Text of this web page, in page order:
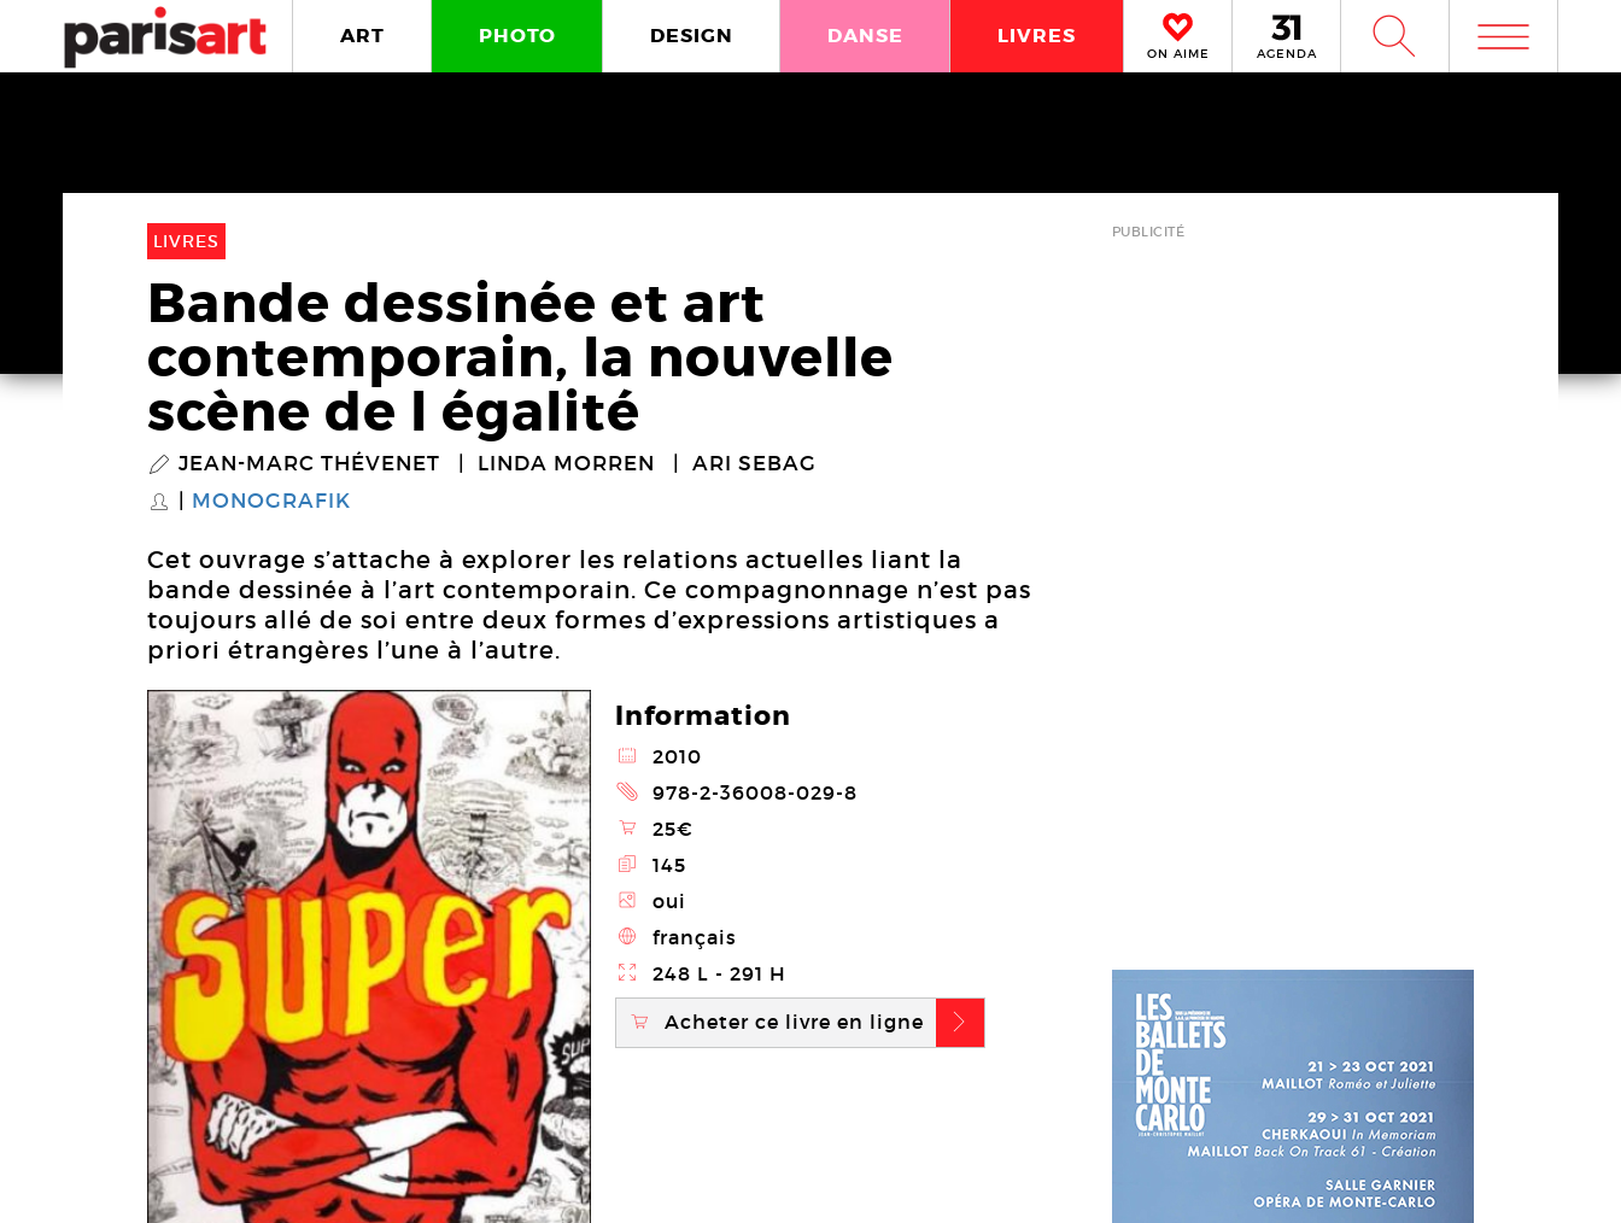
ART PHOTO DESIGN DANSE LIVRES
ON AIME AGENDA W m
LIVRES
Bande dessinée et art
contemporain, la nouvelle
scène de l égalité
P JEAN-MARC THÉVENET LINDA MORREN ARI SEBAG
S MONOGRAFIK
Cet ouvrage s’attache à explorer les relations actuelles liant la
bande dessinée à l’art contemporain. Ce compagnonnage n’est pas
toujours allé de soi entre deux formes d’expressions artistiques a
priori étrangères l’une à l’autre.
Information
@ 2010
2 978-2-36008-029-8
\ 25€
E 145
Z oui
4 français
} 248 L - 291 H
\ Acheter ce livre en ligne b
PUBLICITÉ